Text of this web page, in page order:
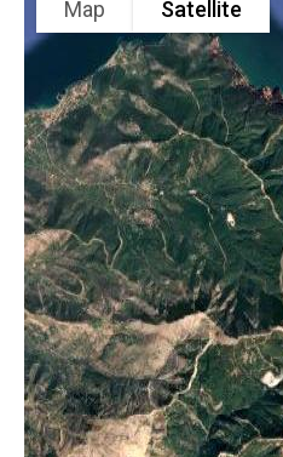
Map Satellite